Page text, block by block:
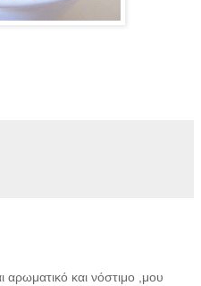
αρωματικό και νόστιμο ,μου